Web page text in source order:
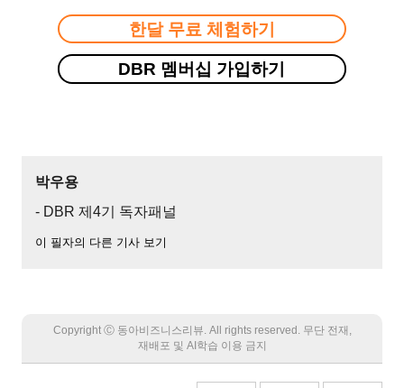
한달 무료 체험하기
DBR 멤버십 가입하기
박우용
- DBR 제4기 독자패널
이 필자의 다른 기사 보기
Copyright Ⓒ 동아비즈니스리뷰. All rights reserved. 무단 전재,
재배포 및 AI학습 이용 금지